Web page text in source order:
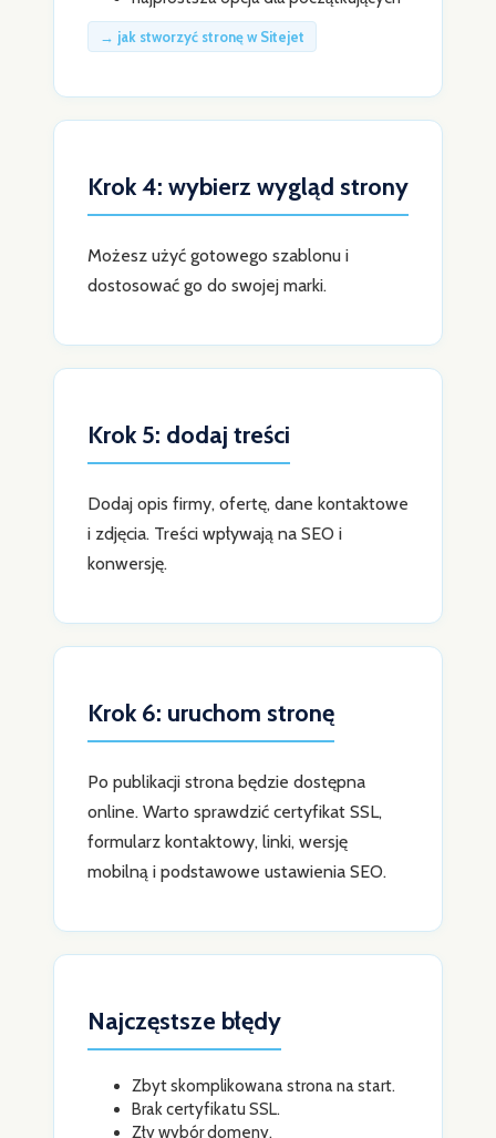
→ jak stworzyć stronę w Sitejet
Krok 4: wybierz wygląd strony
Możesz użyć gotowego szablonu i
dostosować go do swojej marki.
Krok 5: dodaj treści
Dodaj opis firmy, ofertę, dane kontaktowe
i zdjęcia. Treści wpływają na SEO i
konwersję.
Krok 6: uruchom stronę
Po publikacji strona będzie dostępna
online. Warto sprawdzić certyfikat SSL,
formularz kontaktowy, linki, wersję
mobilną i podstawowe ustawienia SEO.
Najczęstsze błędy
Zbyt skomplikowana strona na start.
Brak certyfikatu SSL.
Zły wybór domeny.